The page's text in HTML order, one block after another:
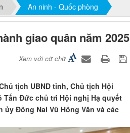
An ninh - Quốc phòng
giao quân năm 2025
Xem với cỡ chữ
tịch UBND tỉnh, Chủ tịch Hội
Tấn Đức chủ trì Hội nghị Hạ quyết
Đồng Nai Vũ Hồng Văn và các